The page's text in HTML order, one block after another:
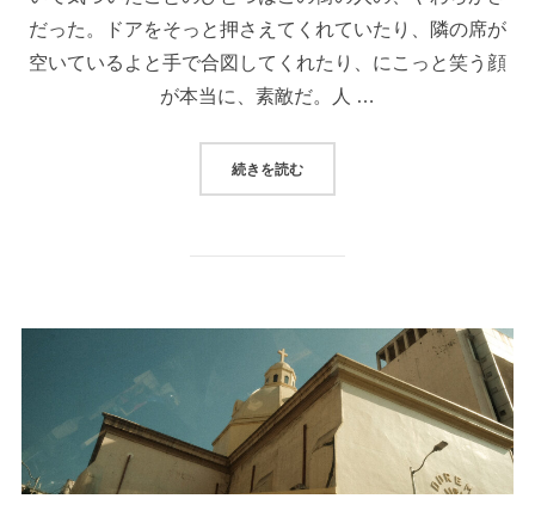
だった。ドアをそっと押さえてくれていたり、隣の席が
空いているよと手で合図してくれたり、にこっと笑う顔
が本当に、素敵だ。人 …
続きを読む“MANILAでのこと２”